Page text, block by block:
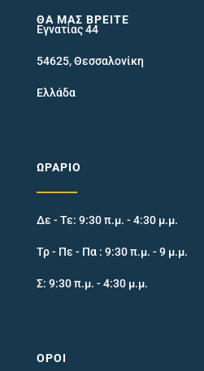
ΘΑ ΜΑΣ ΒΡΕΊΤΕ
Εγνατίας 44
54625, Θεσσαλονίκη
Ελλάδα
ΩΡΆΡΙΟ
Δε - Τε: 9:30 π.μ. - 4:30 μ.μ.
Τρ - Πε - Πα : 9:30 π.μ. - 9 μ.μ.
Σ: 9:30 π.μ. - 4:30 μ.μ.
ΌΡΟΙ